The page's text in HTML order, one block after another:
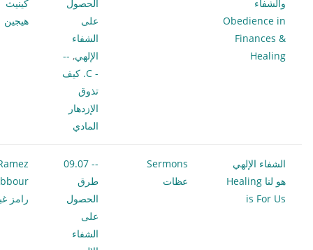
والشفاء
Obedience in
Finances &
Healing
الحصول
على
الشفاء
الإلهي,
--
- C. كيف
تذوق
الإزدهار
المادي
كينيث
هيجين
الشفاء الإلهي
هو لنا Healing
is For Us
Sermons
عظات
-- 09.07
طرق
الحصول
على
الشفاء
رامز